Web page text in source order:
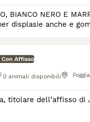
BIANCO NERO E
displasie anche e
Affisso
0 animali disponibili Foggia